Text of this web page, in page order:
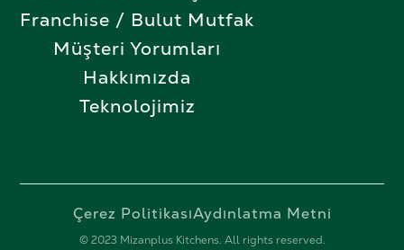
Franchise / Bulut Mutfak
Müşteri Yorumları
Hakkımızda
Teknolojimiz
© 2023 Mizanplus Kitchens. All rights reserved.
Çerez PolitikasıAydınlatma Metni